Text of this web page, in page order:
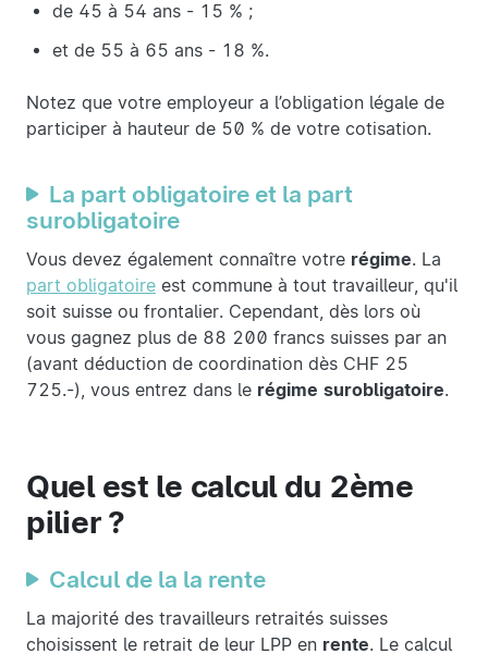
de 45 à 54 ans - 15 % ;
et de 55 à 65 ans - 18 %.
Notez que votre employeur a l’obligation légale de
participer à hauteur de 50 % de votre cotisation.
La part obligatoire et la part
surobligatoire
Vous devez également connaître votre régime. La
part obligatoire est commune à tout travailleur, qu'il
soit suisse ou frontalier. Cependant, dès lors où
vous gagnez plus de 88 200 francs suisses par an
(avant déduction de coordination dès CHF 25
725.-), vous entrez dans le régime surobligatoire.
Quel est le calcul du 2ème
pilier ?
Calcul de la la rente
La majorité des travailleurs retraités suisses
choisissent le retrait de leur LPP en rente. Le calcul